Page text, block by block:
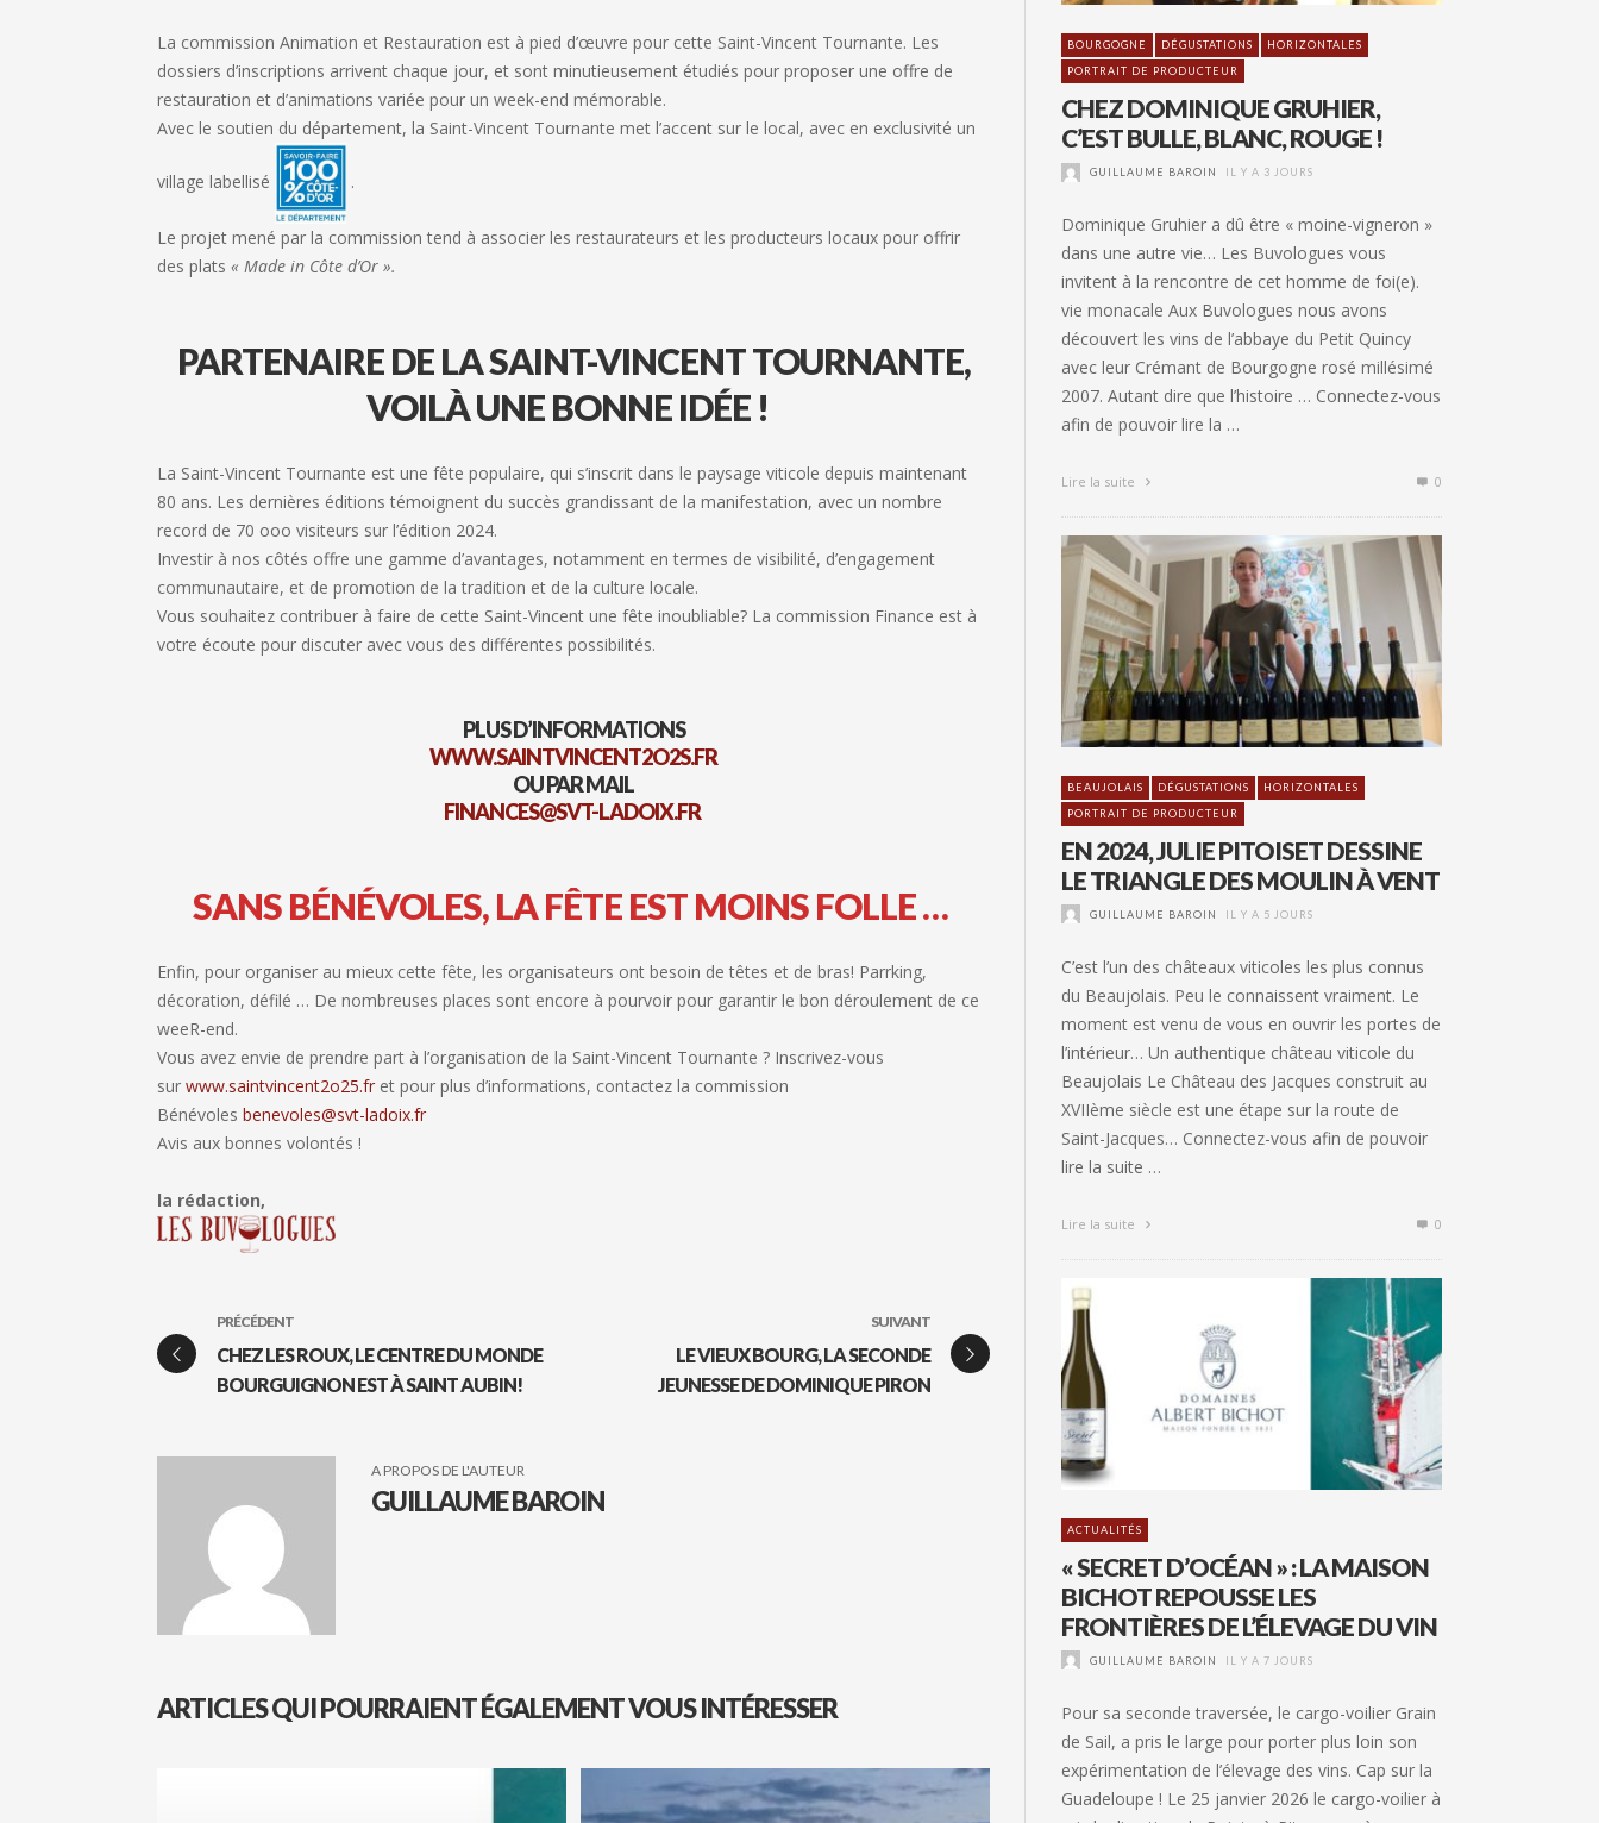
La commission Animation et Restauration est à pied d’œuvre pour cette Saint-Vincent Tournante. Les
dossiers d’inscriptions arrivent chaque jour, et sont minutieusement étudiés pour proposer une offre de
restauration et d’animations variée pour un week-end mémorable.
Avec le soutien du département, la Saint-Vincent Tournante met l’accent sur le local, avec en exclusivité un
village labellisé .
Le projet mené par la commission tend à associer les restaurateurs et les producteurs locaux pour offrir
des plats « Made in Côte d’Or ».
PARTENAIRE DE LA SAINT-VINCENT TOURNANTE,
VOILÀ UNE BONNE IDÉE !
La Saint-Vincent Tournante est une fête populaire, qui s’inscrit dans le paysage viticole depuis maintenant
80 ans. Les dernières éditions témoignent du succès grandissant de la manifestation, avec un nombre
record de 70 ooo visiteurs sur l’édition 2024.
Investir à nos côtés offre une gamme d’avantages, notamment en termes de visibilité, d’engagement
communautaire, et de promotion de la tradition et de la culture locale.
Vous souhaitez contribuer à faire de cette Saint-Vincent une fête inoubliable? La commission Finance est à
votre écoute pour discuter avec vous des différentes possibilités.
PLUS D’INFORMATIONS
WWW.SAINTVINCENT2O2S.FR
OU PAR MAIL
FINANCES@SVT-LADOIX.FR
SANS BÉNÉVOLES, LA FÊTE EST MOINS FOLLE …
Enfin, pour organiser au mieux cette fête, les organisateurs ont besoin de têtes et de bras! Parrking,
décoration, défilé … De nombreuses places sont encore à pourvoir pour garantir le bon déroulement de ce
weeR-end.
Vous avez envie de prendre part à l’organisation de la Saint-Vincent Tournante ? Inscrivez-vous
sur www.saintvincent2o25.fr et pour plus d’informations, contactez la commission
Bénévoles benevoles@svt-ladoix.fr
Avis aux bonnes volontés !
la rédaction,
PRÉCÉDENT
CHEZ LES ROUX, LE CENTRE DU MONDE
BOURGUIGNON EST À SAINT AUBIN!
SUIVANT
LE VIEUX BOURG, LA SECONDE
JEUNESSE DE DOMINIQUE PIRON
A PROPOS DE L'AUTEUR
GUILLAUME BAROIN
ARTICLES QUI POURRAIENT ÉGALEMENT VOUS INTÉRESSER
BOURGOGNE DÉGUSTATIONS
HORIZONTALES
PORTRAIT DE PRODUCTEUR
CHEZ DOMINIQUE GRUHIER,
C’EST BULLE, BLANC, ROUGE !
GUILLAUME BAROIN IL Y A 3 JOURS
Dominique Gruhier a dû être « moine-vigneron »
dans une autre vie… Les Buvologues vous
invitent à la rencontre de cet homme de foi(e).
vie monacale Aux Buvologues nous avons
découvert les vins de l’abbaye du Petit Quincy
avec leur Crémant de Bourgogne rosé millésimé
2007. Autant dire que l’histoire … Connectez-vous
afin de pouvoir lire la …
Lire la suite 0
BEAUJOLAIS DÉGUSTATIONS
HORIZONTALES
PORTRAIT DE PRODUCTEUR
EN 2024, JULIE PITOISET DESSINE
LE TRIANGLE DES MOULIN À VENT
GUILLAUME BAROIN IL Y A 5 JOURS
C’est l’un des châteaux viticoles les plus connus
du Beaujolais. Peu le connaissent vraiment. Le
moment est venu de vous en ouvrir les portes de
l’intérieur… Un authentique château viticole du
Beaujolais Le Château des Jacques construit au
XVIIème siècle est une étape sur la route de
Saint-Jacques… Connectez-vous afin de pouvoir
lire la suite …
Lire la suite 0
ACTUALITÉS
« SECRET D’OCÉAN » : LA MAISON
BICHOT REPOUSSE LES
FRONTIÈRES DE L’ÉLEVAGE DU VIN
GUILLAUME BAROIN IL Y A 7 JOURS
Pour sa seconde traversée, le cargo-voilier Grain
de Sail, a pris le large pour porter plus loin son
expérimentation de l’élevage des vins. Cap sur la
Guadeloupe ! Le 25 janvier 2026 le cargo-voilier à